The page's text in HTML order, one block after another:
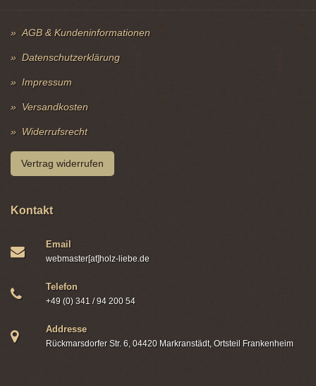
AGB & Kundeninformationen
Datenschutzerklärung
Impressum
Versandkosten
Widerrufsrecht
Vertrag widerrufen
Kontakt
Email
webmaster[at]holz-liebe.de
Telefon
+49 (0) 341 / 94 200 54
Addresse
Rückmarsdorfer Str. 6, 04420 Markranstädt, Ortsteil Frankenheim